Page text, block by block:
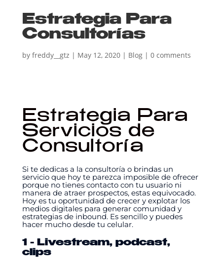
Estrategia Para
Consultorías
by freddy__gtz | May 12, 2020| Blog| 0 comments
Estrategia Para
Servicios de
Consultoría
Si te dedicas a la consultoría o brindas un
servicio que hoy te parezca imposible de ofrecer
porque no tienes contacto con tu usuario ni
manera de atraer prospectos, estas equivocado.
Hoy es tu oportunidad de crecer y explotar los
medios digitales para generar comunidad y
estrategias de inbound. Es sencillo y puedes
hacer mucho desde tu celular.
1 - Livestream, podcast,
clips